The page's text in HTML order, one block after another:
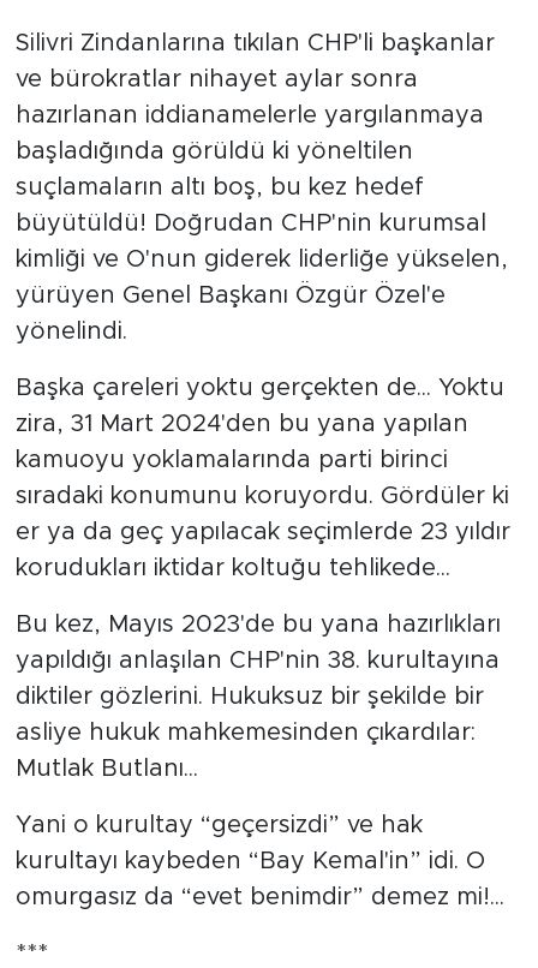
Silivri Zindanlarına tıkılan CHP'li başkanlar
ve bürokratlar nihayet aylar sonra
hazırlanan iddianamelerle yargılanmaya
başladığında görüldü ki yöneltilen
suçlamaların altı boş, bu kez hedef
büyütüldü! Doğrudan CHP'nin kurumsal
kimliği ve O'nun giderek liderliğe yükselen,
yürüyen Genel Başkanı Özgür Özel'e
yönelindi.
Başka çareleri yoktu gerçekten de... Yoktu
zira, 31 Mart 2024'den bu yana yapılan
kamuoyu yoklamalarında parti birinci
sıradaki konumunu koruyordu. Gördüler ki
er ya da geç yapılacak seçimlerde 23 yıldır
korudukları iktidar koltuğu tehlikede...
Bu kez, Mayıs 2023'de bu yana hazırlıkları
yapıldığı anlaşılan CHP'nin 38. kurultayına
diktiler gözlerini. Hukuksuz bir şekilde bir
asliye hukuk mahkemesinden çıkardılar:
Mutlak Butlanı...
Yani o kurultay “geçersizdi” ve hak
kurultayı kaybeden “Bay Kemal'in” idi. O
omurgasız da “evet benimdir” demez mi!...
***